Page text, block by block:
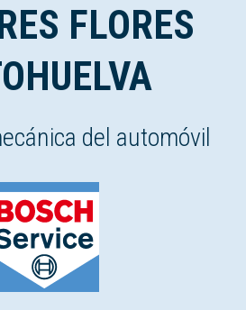
FLORES
del automóvil